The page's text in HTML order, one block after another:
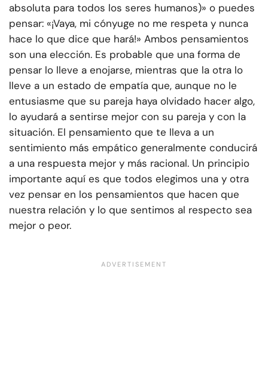
absoluta para todos los seres humanos)» o puedes
pensar: «¡Vaya, mi cónyuge no me respeta y nunca
hace lo que dice que hará!» Ambos pensamientos
son una elección. Es probable que una forma de
pensar lo lleve a enojarse, mientras que la otra lo
lleve a un estado de empatía que, aunque no le
entusiasme que su pareja haya olvidado hacer algo,
lo ayudará a sentirse mejor con su pareja y con la
situación. El pensamiento que te lleva a un
sentimiento más empático generalmente conducirá
a una respuesta mejor y más racional. Un principio
importante aquí es que todos elegimos una y otra
vez pensar en los pensamientos que hacen que
nuestra relación y lo que sentimos al respecto sea
mejor o peor.